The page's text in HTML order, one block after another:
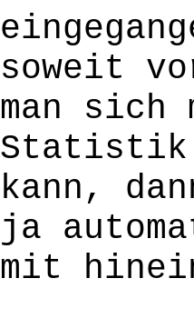
soweit
man
Statistik
kann,
ja
mit